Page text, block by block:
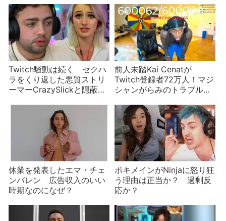
ー、業界は視界不良
Twitch騒動は続く セクハ
ラをくり返した悪質ストリ
ーマーCrazySlickと隠蔽に
前人未踏Kai Cenatが
Twitch登録者72万人！マジ
シャンがらみのトラブルの
休業を発表したエマ・チェ
ンバレン 広告収入のいい
時期なのになぜ？
ポキメインがNinjaに怒り狂
う理由は正当か？ 過剰反
応か？